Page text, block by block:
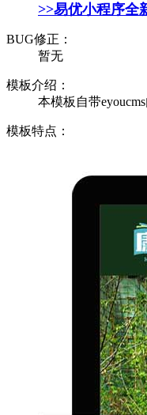
>>易优小程序全
BUG修正：
暂无
模板介绍：
本模板自带
模板特点：